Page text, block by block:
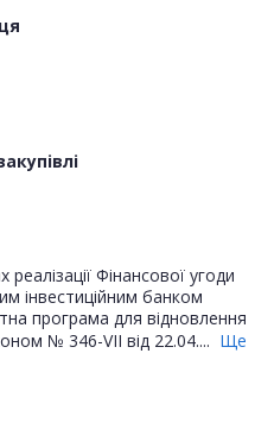
Фінансової угоди
інвестиційним банком
програма для відновлення
№ 346-VII від 22.04.... Ще